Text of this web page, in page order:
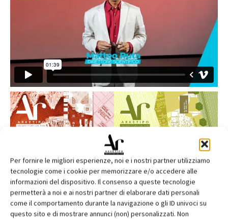
Per fornire le migliori esperienze, noi e i nostri partner utilizziamo
tecnologie come i cookie per memorizzare e/o accedere alle
informazioni del dispositivo. Il consenso a queste tecnologie
permetterà a noi e ai nostri partner di elaborare dati personali
come il comportamento durante la navigazione o gli ID univoci su
questo sito e di mostrare annunci (non) personalizzati. Non